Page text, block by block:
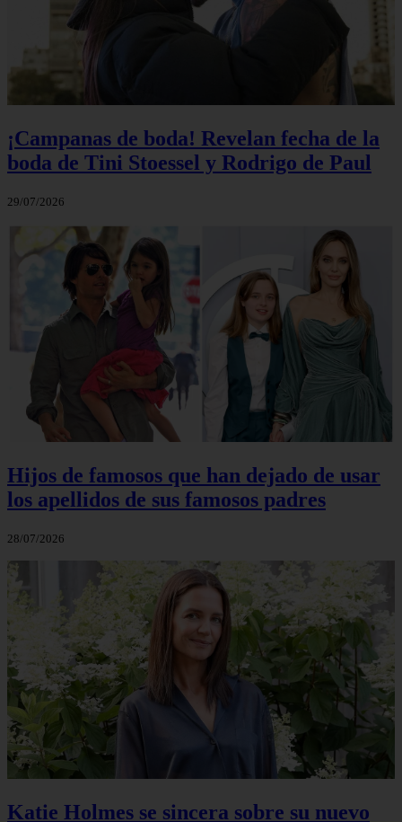
¡Campanas de boda! Revelan fecha de la
boda de Tini Stoessel y Rodrigo de Paul
29/07/2026
Hijos de famosos que han dejado de usar
los apellidos de sus famosos padres
28/07/2026
Katie Holmes se sincera sobre su nuevo